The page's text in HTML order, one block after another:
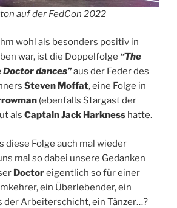
auf der FedCon 2022
wohl als besonders positiv in
war, ist die Doppelfolge “The
dances”aus der Feder des
Steven Moffat, eine Folge in
(ebenfalls Stargast der
als Captain Jack Harkness hatte.
diese Folge auch mal wieder
mal so dabei unsere Gedanken
Doctoreigentlich so für einer
ein Überlebender, ein
der Arbeiterschicht, ein Tänzer…?